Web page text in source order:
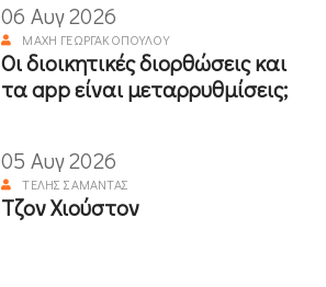
06 Αυγ 2026
ΜΆΧΗ ΓΕΩΡΓΑΚΟΠΟΎΛΟΥ
Οι διοικητικές διορθώσεις και
τα app είναι μεταρρυθμίσεις;
05 Αυγ 2026
ΤΈΛΗΣ ΣΑΜΑΝΤΆΣ
Τζον Χιούστον